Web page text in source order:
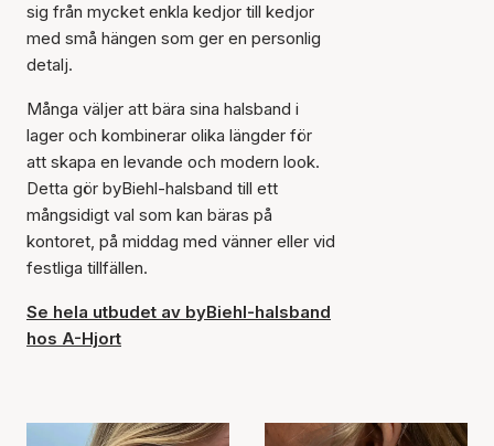
sig från mycket enkla kedjor till kedjor
med små hängen som ger en personlig
detalj.
Många väljer att bära sina halsband i
lager och kombinerar olika längder för
att skapa en levande och modern look.
Detta gör byBiehl-halsband till ett
mångsidigt val som kan bäras på
kontoret, på middag med vänner eller vid
festliga tillfällen.
Se hela utbudet av byBiehl-halsband
hos A-Hjort